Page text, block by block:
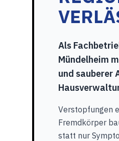
Als
Mündelheim
und sauberer
Verstopfungen
Fremdkörper
statt nur